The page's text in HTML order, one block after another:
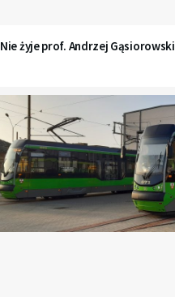
Nie żyje prof. Andrzej Gąsiorowski